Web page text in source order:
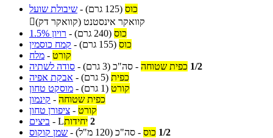
שיבולת שועל - כוס (125 גרם)
קוואקר אינסטנט (קוואקר דק)
רויון 1.5% - כוס (240 גרם)
קמח כוסמין - כוס (155 גרם)
מלח - קורט
סודה לשתיה - 1/2 כפית שטוחה - סה"כ (3 גרם)
אבקת אפיה - כפית (5 גרם)
מוסקט טחון - קורט (1 גרם)
קינמון - כפית שטוחה
ציפורן טחון - קורט
ביצים - 2 יחידותL
שמן קוקוס - 1/2 כוס - סה"כ (120 מ"ל)